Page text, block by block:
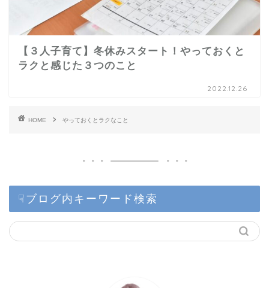
【３人子育て】冬休みスタート！やっておくと
ラクと感じた３つのこと
2022.12.26
HOME やっておくとラクなこと
☟ブログ内キーワード検索